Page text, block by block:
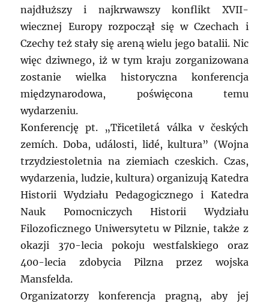
najdłuższy i najkrwawszy konflikt XVII-
wiecznej Europy rozpoczął się w Czechach i
Czechy też stały się areną wielu jego batalii. Nic
więc dziwnego, iż w tym kraju zorganizowana
zostanie wielka historyczna konferencja
międzynarodowa, poświęcona temu
wydarzeniu.
Konferencję pt. „Třicetiletá válka v českých
zemích. Doba, události, lidé, kultura” (Wojna
trzydziestoletnia na ziemiach czeskich. Czas,
wydarzenia, ludzie, kultura) organizują Katedra
Historii Wydziału Pedagogicznego i Katedra
Nauk Pomocniczych Historii Wydziału
Filozoficznego Uniwersytetu w Pilznie, także z
okazji 370-lecia pokoju westfalskiego oraz
400-lecia zdobycia Pilzna przez wojska
Mansfelda.
Organizatorzy konferencja pragną, aby jej